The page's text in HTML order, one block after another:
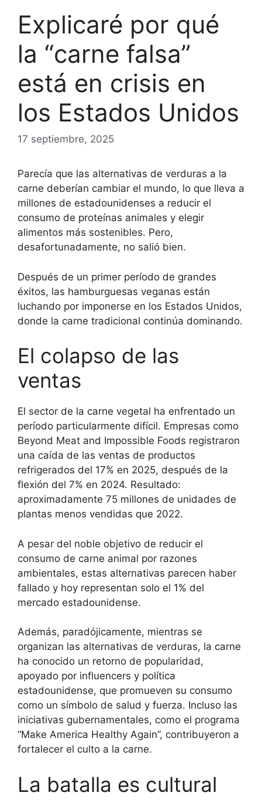
Explicaré por qué
la “carne falsa”
está en crisis en
los Estados Unidos
17 septiembre, 2025
Parecía que las alternativas de verduras a la
carne deberían cambiar el mundo, lo que lleva a
millones de estadounidenses a reducir el
consumo de proteínas animales y elegir
alimentos más sostenibles. Pero,
desafortunadamente, no salió bien.
Después de un primer período de grandes
éxitos, las hamburguesas veganas están
luchando por imponerse en los Estados Unidos,
donde la carne tradicional continúa dominando.
El colapso de las
ventas
El sector de la carne vegetal ha enfrentado un
período particularmente difícil. Empresas como
Beyond Meat and Impossible Foods registraron
una caída de las ventas de productos
refrigerados del 17% en 2025, después de la
flexión del 7% en 2024. Resultado:
aproximadamente 75 millones de unidades de
plantas menos vendidas que 2022.
A pesar del noble objetivo de reducir el
consumo de carne animal por razones
ambientales, estas alternativas parecen haber
fallado y hoy representan solo el 1% del
mercado estadounidense.
Además, paradójicamente, mientras se
organizan las alternativas de verduras, la carne
ha conocido un retorno de popularidad,
apoyado por influencers y política
estadounidense, que promueven su consumo
como un símbolo de salud y fuerza. Incluso las
iniciativas gubernamentales, como el programa
“Make America Healthy Again”, contribuyeron a
fortalecer el culto a la carne.
La batalla es cultural